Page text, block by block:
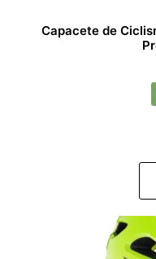
Capacete de